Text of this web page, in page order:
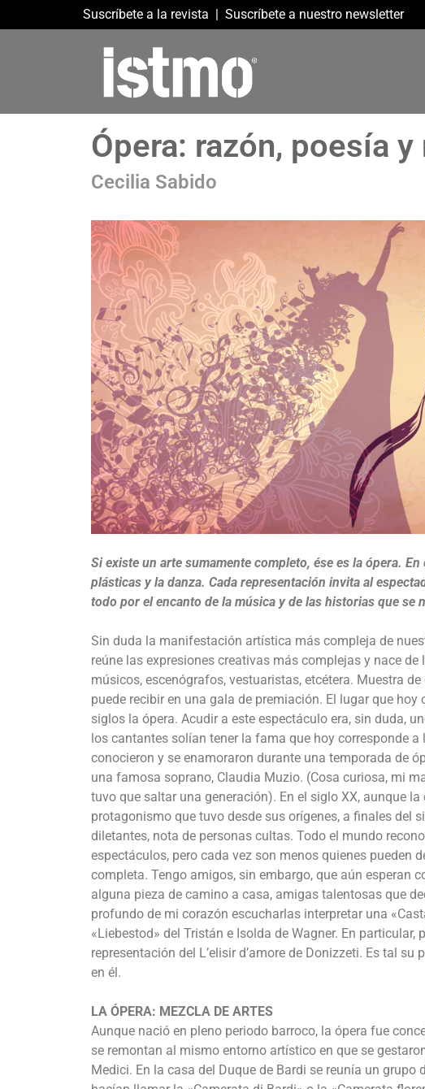
Suscríbete a la revista | Suscríbete a nuestro newsletter
Ópera: razón, poesía
Cecilia Sabido
Si existe un arte sumamente completo, ése es la ópera.
plásticas y la danza. Cada representación invita al
todo por el encanto de la música y de las historias que se
Sin duda la manifestación artística más compleja de
reúne las expresiones creativas más complejas y nace
músicos, escenógrafos, vestuaristas, etcétera. Muestra
puede recibir en una gala de premiación. El lugar que
siglos la ópera. Acudir a este espectáculo era, sin duda,
los cantantes solían tener la fama que hoy corresponde
conocieron y se enamoraron durante una temporada de
una famosa soprano, Claudia Muzio. (Cosa curiosa, mi
tuvo que saltar una generación). En el siglo XX, aunque
protagonismo que tuvo desde sus orígenes, a finales del
diletantes, nota de personas cultas. Todo el mundo
espectáculos, pero cada vez son menos quienes pueden
completa. Tengo amigos, sin embargo, que aún esperan
alguna pieza de camino a casa, amigas talentosas que
profundo de mi corazón escucharlas interpretar una
«Liebestod» del Tristán e Isolda de Wagner. En
representación del L’elisir d’amore de Donizzeti. Es tal
en él.
LA ÓPERA: MEZCLA DE ARTES
Aunque nació en pleno periodo barroco, la ópera fue
se remontan al mismo entorno artístico en que se
Medici. En la casa del Duque de Bardi se reunía un